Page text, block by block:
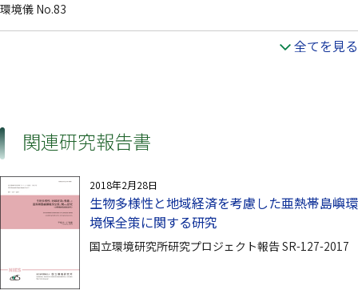
環境儀 No.83
全てを見る
関連研究報告書
2018年2月28日
生物多様性と地域経済を考慮した亜熱帯島嶼環
境保全策に関する研究
国立環境研究所研究プロジェクト報告 SR-127-2017